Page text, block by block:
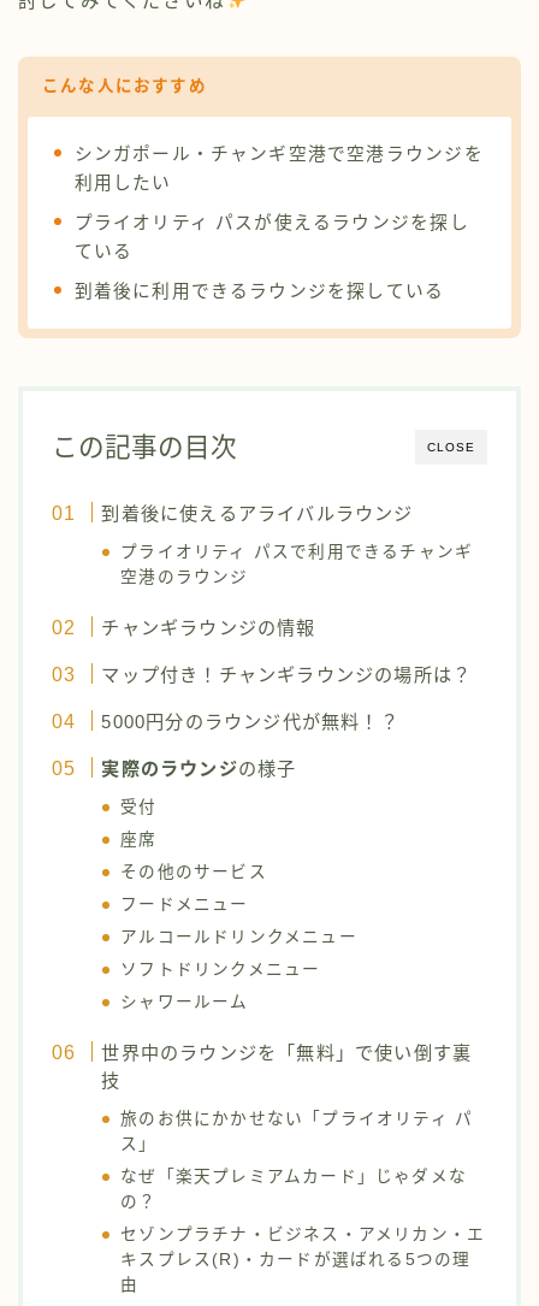
こんな人におすすめ
シンガポール・チャンギ空港で空港ラウンジを
利用したい
プライオリティ パスが使えるラウンジを探し
ている
到着後に利用できるラウンジを探している
CLOSE
この記事の目次
到着後に使えるアライバルラウンジ
プライオリティ パスで利用できるチャンギ
空港のラウンジ
チャンギラウンジの情報
マップ付き！チャンギラウンジの場所は？
5000円分のラウンジ代が無料！？
実際のラウンジの様子
受付
座席
その他のサービス
フードメニュー
アルコールドリンクメニュー
ソフトドリンクメニュー
シャワールーム
世界中のラウンジを「無料」で使い倒す裏
技
旅のお供にかかせない「プライオリティ パ
ス」
なぜ「楽天プレミアムカード」じゃダメな
の？
セゾンプラチナ・ビジネス・アメリカン・エ
キスプレス(R)・カードが選ばれる5つの理
由